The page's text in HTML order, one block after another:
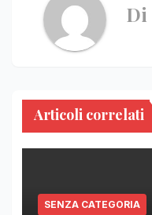
Di
Articoli correlati
SENZA CATEGORIA